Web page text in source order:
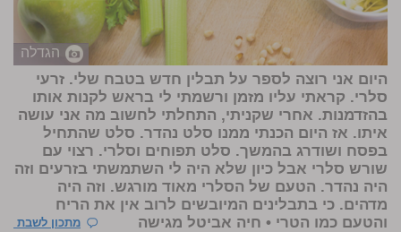
הגדלה
היום אני רוצה לספר על תבלין חדש בטבח שלי. זרעי
סלרי. קראתי עליו מזמן ורשמתי לי בראש לקנות אותו
בהזדמנות. אחרי שקניתי, התחלתי לחשוב מה אני עושה
איתו. אז היום הכנתי ממנו סלט נהדר. סלט שהתחיל
בפסח ושודרג בהמשך. סלט תפוחים וסלרי. רצוי עם
שורש סלרי אבל כיון שלא היה לי השתמשתי בזרעים וזה
היה נהדר. הטעם של הסלרי מאוד מורגש. וזה היה
מדהים. כי בתבלינים המיובשים לרוב אין את הריח
והטעם כמו הטרי • חיה אביטל מגישה מתכון לשבת